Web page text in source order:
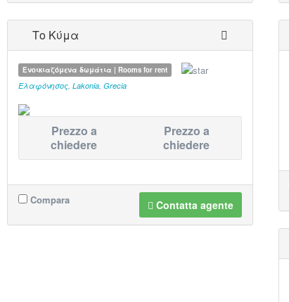
Το Κύμα
Ενοικιαζόμενα δωμάτια | Rooms for rent
Ελαφόνησος Lakonia Grecia
Prezzo a
chiedere
Prezzo a
chiedere
Contatta agente
Compara